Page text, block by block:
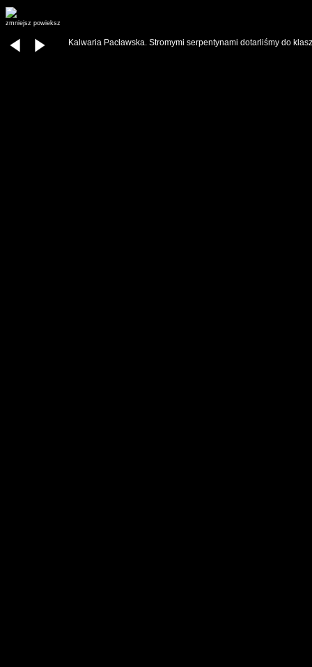
zmniejsz powieksz
Kalwaria Pacławska. Stromymi serpentynami dotarliśmy do